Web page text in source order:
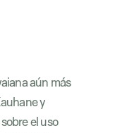
aún más
y
el uso